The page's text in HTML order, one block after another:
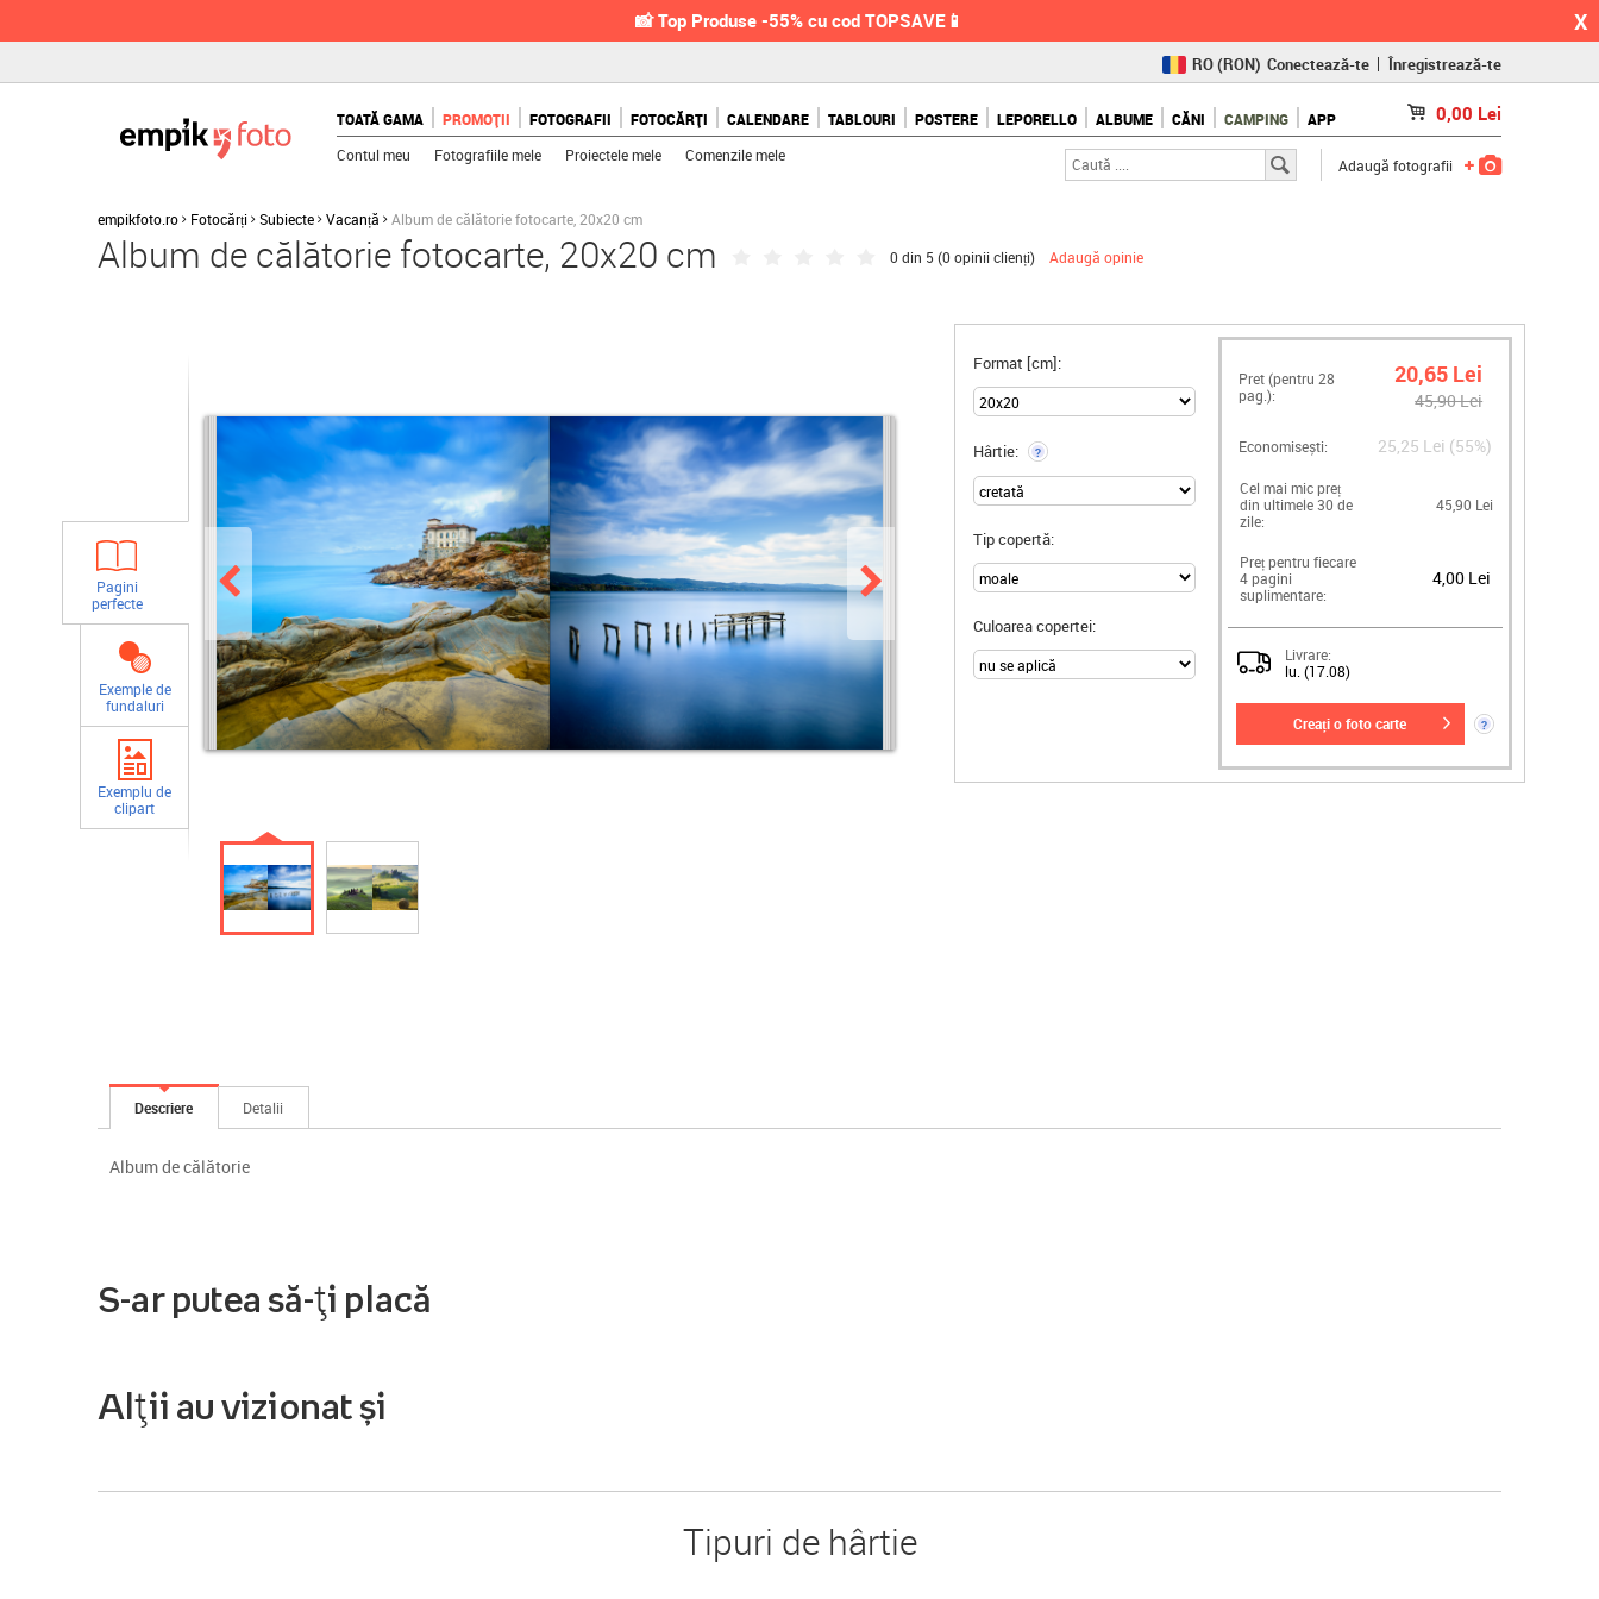
📸 Top Produse -55% cu cod TOPSAVE📱 X
(KČ)
SK(€)
RO(RON) Conectează-te Înregistrează-te
TOATĂ GAMA PROMOȚII FOTOGRAFII FOTOCĂRȚI CALENDARE TABLOURI POSTERE LEPORELLO ALBUME CĂNI CAMPING APP 0,00 Lei
Contul meu Fotografiile mele Proiectele mele Comenzile mele
Adaugă fotografii
empikfoto.ro Fotocărți Subiecte Vacanță Album de călătorie fotocarte, 20x20 cm
Album de călătorie fotocarte, 20x20 cm 0 din 5 (0 opinii clienți) Adaugă opinie
Pagini
perfecte
Exemple de
fundaluri
Exemplu de
clipart
Format [cm]:
Hârtie: ?
Tip copertă:
Culoarea copertei:
Pret (pentru 28
pag.):
20,65 Lei
45,90 Lei
Economisești: 25,25 Lei (55%)
Cel mai mic preț
din ultimele 30 de
zile:
45,90 Lei
Preț pentru fiecare
4 pagini
suplimentare:
4,00 Lei
Livrare:
lu. (17.08)
creați o foto carte ?
Descriere Detalii
Album de călătorie
S-ar putea să-ți placă
Alții au vizionat și
Tipuri de hârtie